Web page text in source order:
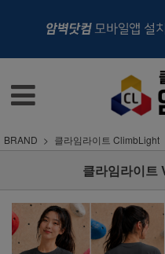
BRAND 클라임라이트 ClimbLight
클라임라이트